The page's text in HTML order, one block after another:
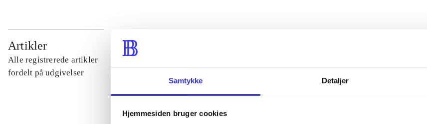
Samtykke Detaljer
Hjemmesiden bruger cookies
Artikler
Alle registrerede artikler
fordelt på udgivelser